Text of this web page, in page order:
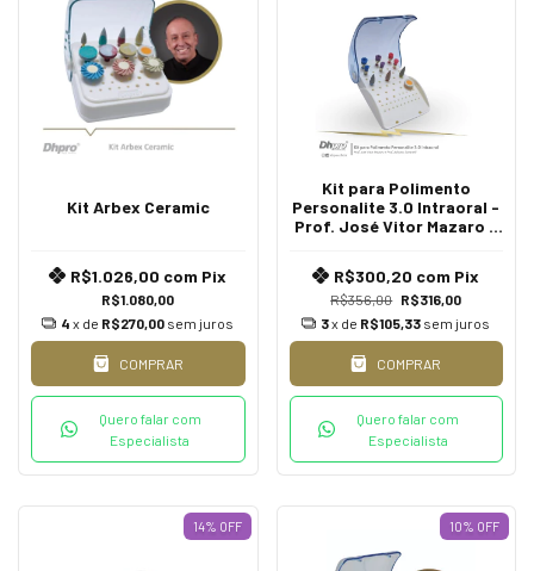
Kit Arbex Ceramic
R$1.080,00
R$1.026,00 com Pix
4 x de R$270,00 sem juros
COMPRAR
Quero falar com
Especialista
Kit para Polimento
Personalite 3.0 Intraoral -
Prof. José Vitor Mazaro e
R$356,00 R$316,00
R$300,20 com Pix
3x de R$105,33 sem juros
COMPRAR
Quero falar com
Especialista
14% OFF 10% OFF